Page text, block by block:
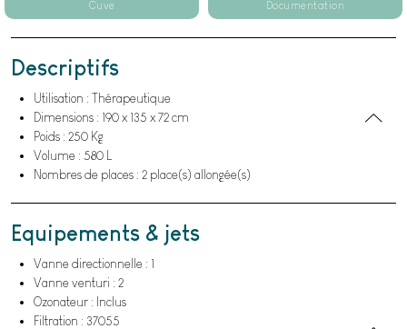
Cuve Documentation
Descriptifs
Utilisation : Thérapeutique
Dimensions : 190 x 135 x 72 cm
Poids : 250 Kg
Volume : 580 L
Nombres de places : 2 place(s) allongée(s)
Equipements & jets
Vanne directionnelle : 1
Vanne venturi : 2
Ozonateur : Inclus
Filtration : 37055